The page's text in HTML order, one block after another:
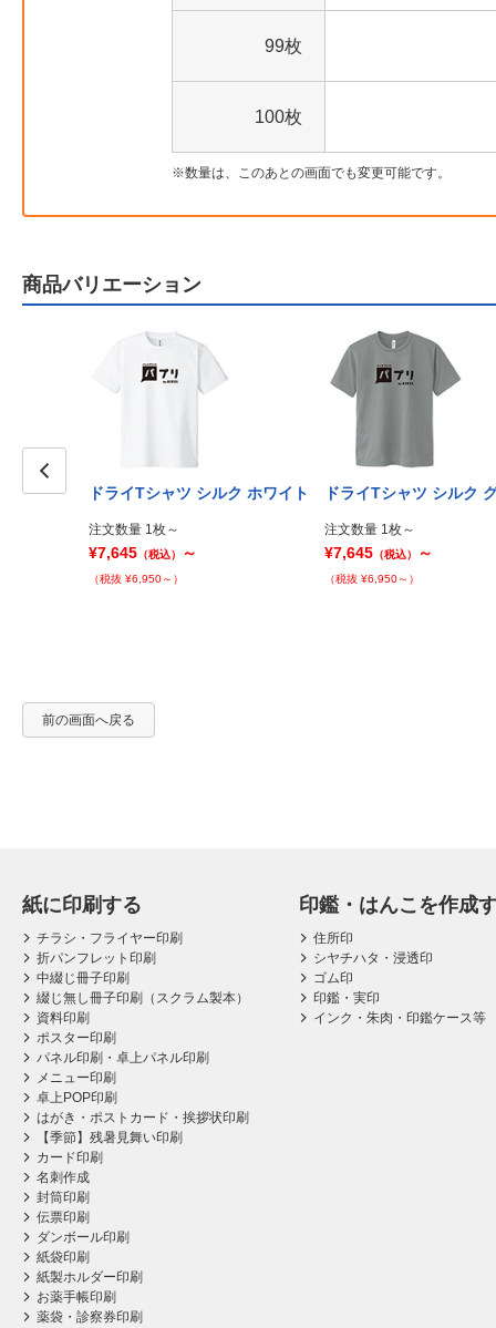
99枚
100枚
数量は、このあとの画面でも変更可能です。
商品バリエーション
ドライTシャツ シルク ホワイト
注文数量 1枚～
¥7,645 （税込） ～
（税抜 ¥6,950～）
ドライTシャツ シルク
注文数量 1枚～
¥7,645 （税込） ～
（税抜 ¥6,950～）
前の画面へ戻る
紙に印刷する
チラシ・フライヤー印刷
折パンフレット印刷
中綴じ冊子印刷
綴じ無し冊子印刷（スクラム製本）
資料印刷
ポスター印刷
パネル印刷・卓上パネル印刷
メニュー印刷
卓上POP印刷
はがき・ポストカード・挨拶状印刷
【季節】残暑見舞い印刷
カード印刷
名刺作成
封筒印刷
伝票印刷
ダンボール印刷
紙袋印刷
紙製ホルダー印刷
お薬手帳印刷
薬袋・診察券印刷
印鑑・はんこを作成
住所印
シヤチハタ・浸透印
ゴム印
印鑑・実印
インク・朱肉・印鑑ケース等